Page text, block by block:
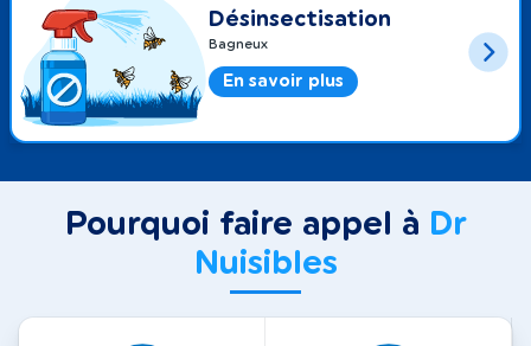
Désinsectisation
Bagneux
En savoir plus
Pourquoi faire appel à Dr
Nuisibles